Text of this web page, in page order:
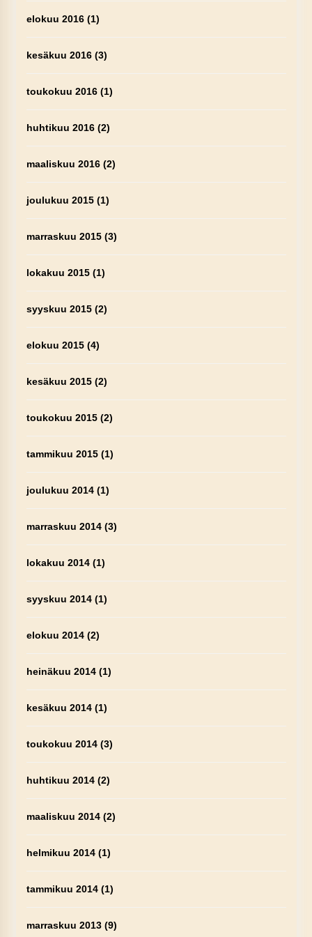
elokuu 2016(1)
kesäkuu 2016(3)
toukokuu 2016(1)
huhtikuu 2016(2)
maaliskuu 2016(2)
joulukuu 2015(1)
marraskuu 2015(3)
lokakuu 2015(1)
syyskuu 2015(2)
elokuu 2015(4)
kesäkuu 2015(2)
toukokuu 2015(2)
tammikuu 2015(1)
joulukuu 2014(1)
marraskuu 2014(3)
lokakuu 2014(1)
syyskuu 2014(1)
elokuu 2014(2)
heinäkuu 2014(1)
kesäkuu 2014(1)
toukokuu 2014(3)
huhtikuu 2014(2)
maaliskuu 2014(2)
helmikuu 2014(1)
tammikuu 2014(1)
marraskuu 2013(9)